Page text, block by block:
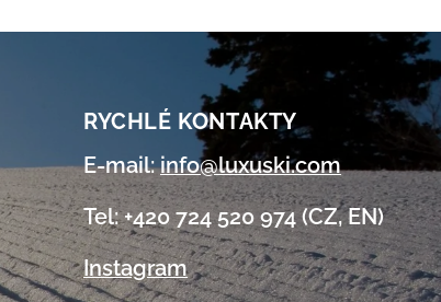
RYCHLÉ KONTAKTY
E-mail:info@luxuski.com
Tel: +420 724 520 974 (CZ, EN)
Instagram